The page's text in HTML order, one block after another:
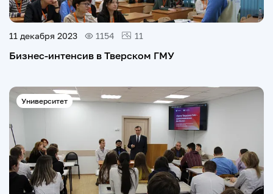
11 декабря 2023 1154 11
Бизнес-интенсив в Тверском ГМУ
Университет